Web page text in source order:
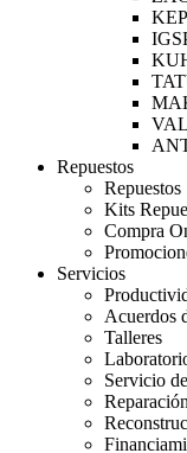
Repuestos
Repuestos
Kits
Compra
Servicios
Acuerdos
Talleres
Servicio